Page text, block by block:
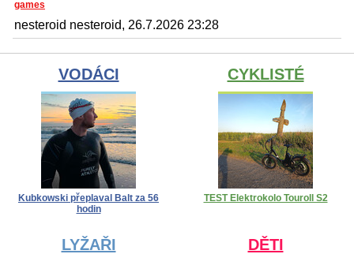
games
nesteroid nesteroid, 26.7.2026 23:28
VODÁCI
Kubkowski přeplaval Balt za 56
hodin
CYKLISTÉ
TEST Elektrokolo Touroll S2
LYŽAŘI DĚTI